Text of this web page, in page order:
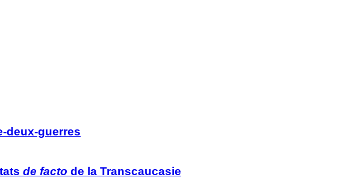
deux-guerres
de facto de la Transcaucasie